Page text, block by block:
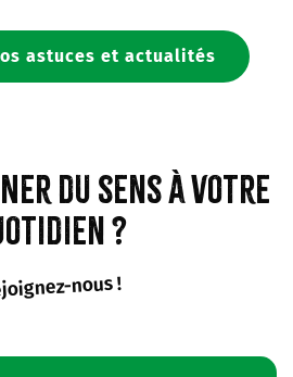
astuces et actualités
du sens à votre
?
nous !